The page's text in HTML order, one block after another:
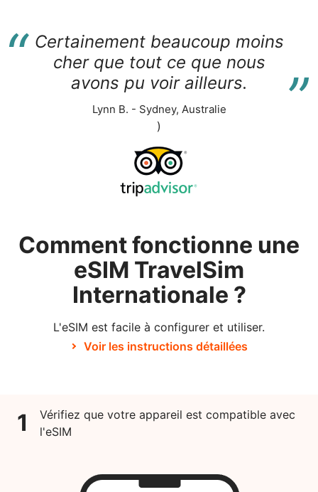
“ Certainement beaucoup moins
cher que tout ce que nous
avons pu voir ailleurs.
“
Lynn B. - Sydney, Australie
)
Comment fonctionne une
eSIM TravelSim
Internationale ?
L'eSIM est facile à configurer et utiliser.
Voir les instructions détaillées
1
Vérifiez que votre appareil est compatible avec
l'eSIM